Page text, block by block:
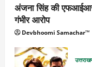
अंजना सिंह की
गंभीर आरोप
Devbhoomi Samachar™